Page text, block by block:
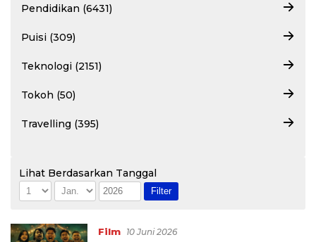
Pendidikan (6431)
Puisi (309)
Teknologi (2151)
Tokoh (50)
Travelling (395)
Lihat Berdasarkan Tanggal
Film 10 Juni 2026